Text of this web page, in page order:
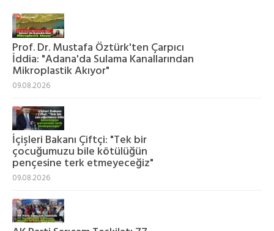
Prof. Dr. Mustafa Öztürk'ten Çarpıcı
İddia: "Adana'da Sulama Kanallarından
Mikroplastik Akıyor"
09.08.2026
İçişleri Bakanı Çiftçi: "Tek bir
çocuğumuzu bile kötülüğün
pençesine terk etmeyeceğiz"
09.08.2026